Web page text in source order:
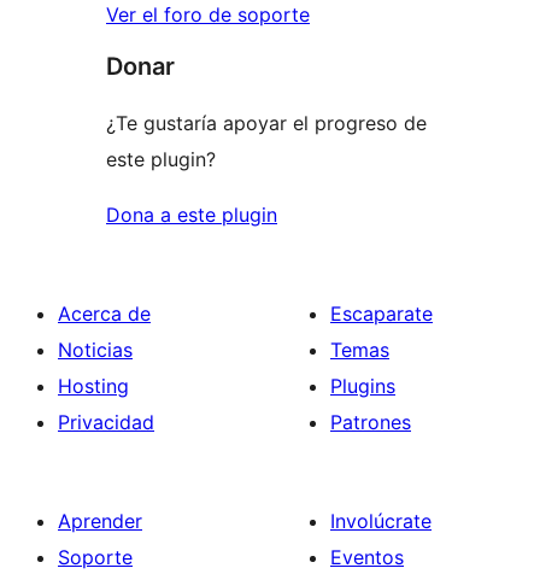
Ver el foro de soporte
Donar
¿Te gustaría apoyar el progreso de
este plugin?
Dona a este plugin
Acerca de
Noticias
Hosting
Privacidad
Escaparate
Temas
Plugins
Patrones
Aprender
Soporte
Involúcrate
Eventos